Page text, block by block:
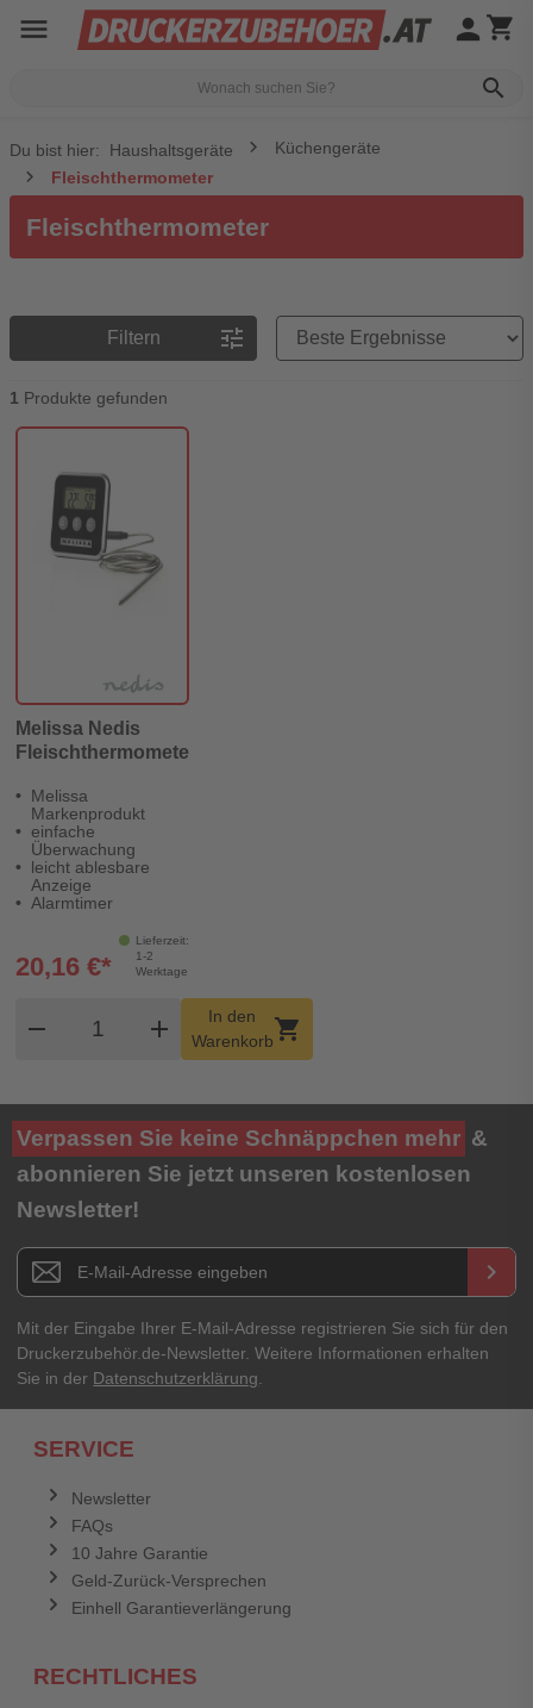
menu
search
person shopping_cart
Du bist hier: Haushaltsgeräte
Küchengeräte
Fleischthermometer
Fleischthermometer
Filtern tune
Preisreihenfolge
1 Produkte gefunden
Melissa Nedis
Fleischthermometer
Melissa
Markenprodukt
einfache
Überwachung
leicht ablesbare
Anzeige
Alarmtimer
Lieferzeit:
1-2
Werktage
20,16 €*
remove
Produkt Warenkorb Menge
add
In den
Warenkorbshopping_cart
Verpassen Sie keine Schnäppchen mehr &
abonnieren Sie jetzt unseren kostenlosen
Newsletter!
Newsletter E-Mail Adresse keyboard_arrow_right
Mit der Eingabe Ihrer E-Mail-Adresse registrieren Sie sich für den
Druckerzubehör.de-Newsletter. Weitere Informationen erhalten
Sie in der Datenschutzerklärung
SERVICE
Newsletter
FAQs
10 Jahre Garantie
Geld-Zurück-Versprechen
Einhell Garantieverlängerung
RECHTLICHES